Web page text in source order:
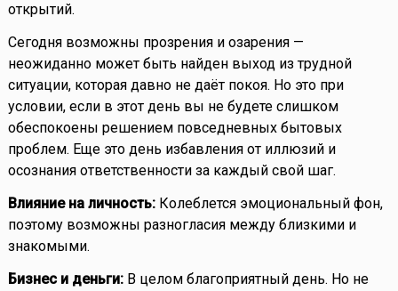
открытий.
Сегодня возможны прозрения и озарения —
неожиданно может быть найден выход из трудной
ситуации, которая давно не даёт покоя. Но это при
условии, если в этот день вы не будете слишком
обеспокоены решением повседневных бытовых
проблем. Еще это день избавления от иллюзий и
осознания ответственности за каждый свой шаг.
Влияние на личность:Колеблется эмоциональный фон,
поэтому возможны разногласия между близкими и
знакомыми.
Бизнес и деньги:В целом благоприятный день. Но не